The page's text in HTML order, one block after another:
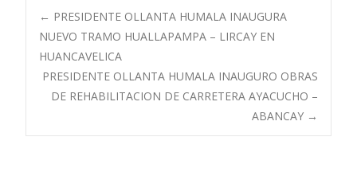
Navegación
de
entradas
← PRESIDENTE OLLANTA HUMALA INAUGURA
NUEVO TRAMO HUALLAPAMPA – LIRCAY EN
HUANCAVELICA
PRESIDENTE OLLANTA HUMALA INAUGURO OBRAS
DE REHABILITACION DE CARRETERA AYACUCHO –
ABANCAY →